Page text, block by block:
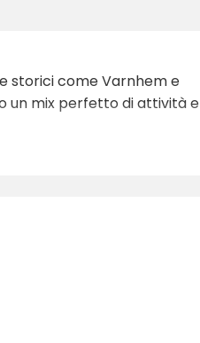
storici come Varnhem e
un mix perfetto di attività e